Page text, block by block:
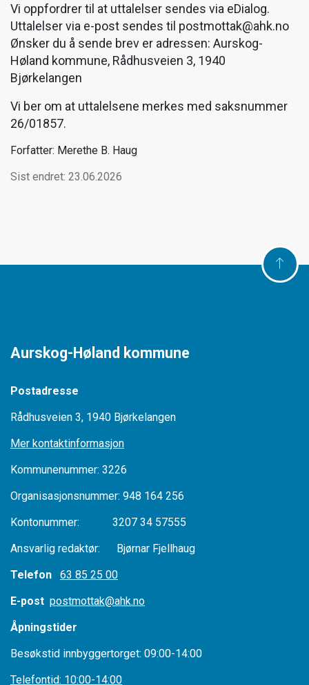
Vi oppfordrer til at uttalelser sendes via eDialog.
Uttalelser via e-post sendes til postmottak@ahk.no
Ønsker du å sende brev er adressen: Aurskog-
Høland kommune, Rådhusveien 3, 1940
Bjørkelangen
Vi ber om at uttalelsene merkes med saksnummer
26/01857.
Forfatter: Merethe B. Haug
Sist endret: 23.06.2026
Aurskog-Høland kommune
Postadresse
Rådhusveien 3, 1940 Bjørkelangen
Mer kontaktinformasjon
Kommunenummer: 3226
Organisasjonsnummer: 948 164 256
Kontonummer: 3207 34 57555
Ansvarlig redaktør: Bjørnar Fjellhaug
Telefon 63 85 25 00
E-post postmottak@ahk.no
Åpningstider
Besøkstid innbyggertorget: 09:00-14:00
Telefontid: 10:00-14:00